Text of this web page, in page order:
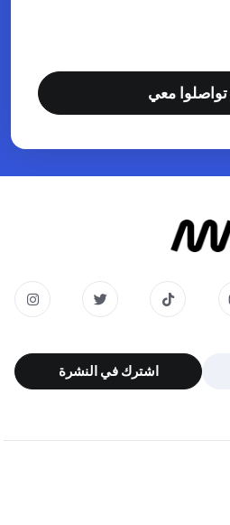
تواصلوا معي
اشترك في النشرة